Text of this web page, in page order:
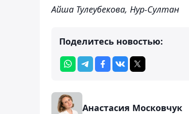
Айша Тулеубекова, Нур-Султан
Поделитесь новостью:
Анастасия Московчук